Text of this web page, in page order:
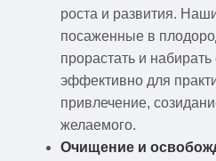
роста и развития.
посаженные в
прорастать и
эффективно для
привлечение,
желаемого.
Очищение и